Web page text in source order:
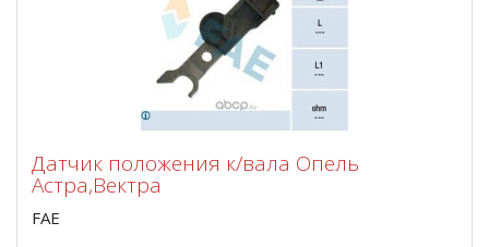
Датчик положения к/вала Опель
Астра,Вектра
FAE